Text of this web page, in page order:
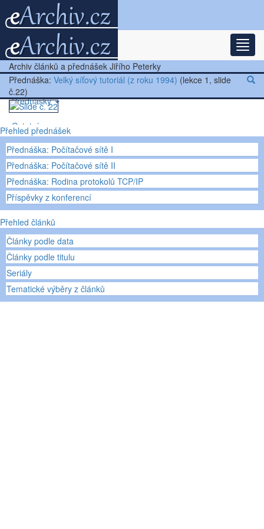
Nejnovější články
Další články
Přednášky
Ostatní
Archiv článků a přednášek Jiřího Peterky
Přednáška: Velký síťový tutoriál (z roku 1994) (lekce 1, slide
č.22)
Přehled přednášek
Přednáška: Počítačové sítě I
Přednáška: Počítačové sítě II
Přednáška: Rodina protokolů TCP/IP
Příspěvky z konferencí
Přehled článků
Články podle data
Články podle titulu
Seriály
Tematické výběry z článků